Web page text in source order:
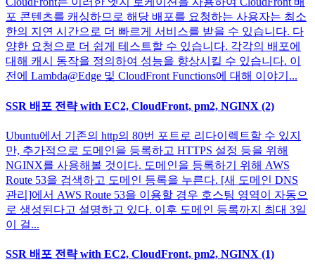
포 콘텐츠를 캐싱하므로 해당 배포를 요청하는 사용자는 최소
한의 지연 시간으로 더 빠르게 서비스를 받을 수 있습니다. 다
양한 요청으로 더 쉽게 테스트할 수 있습니다. 각각의 배포에
대해 캐시 동작을 정의하여 성능을 향상시킬 수 있습니다. 이
전에 Lambda@Edge 및 CloudFront Functions에 대해 이야기...
SSR 배포 전략 with EC2, CloudFront, pm2, NGINX (2)
Ubuntu에서 기존의 http의 80번 포트로 리다이렉트할 수 있지
만, 추가적으로 도메인을 등록하고 HTTPS 설정 등을 위해
NGINX를 사용해볼 것이다. 도메인을 등록하기 위해 AWS
Route 53을 검색하고 도메인 등록을 누른다. [새 도메인 DNS
관리]에서 AWS Route 53을 이용할 경우 호스팅 영역이 자동으
로 생성된다고 설명하고 있다. 이후 도메인 등록까지 최대 3일
이 걸...
SSR 배포 전략 with EC2, CloudFront, pm2, NGINX (1)